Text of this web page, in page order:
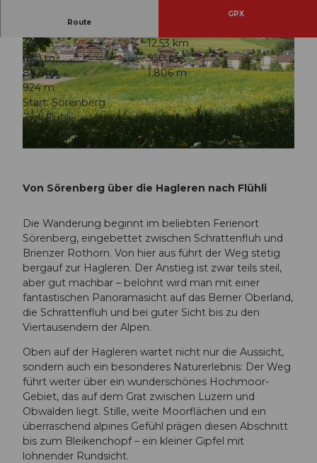
© Elmar Bossard, UNESCO Biosphäre Entlebuch
Route
GPX
4:40 h
12,53 km
690 m
950 m
882 m
1.806 m
924 m
Start: Sörenberg
Ziel: Flühli
Von Sörenberg über die Hagleren nach Flühli
Die Wanderung beginnt im beliebten Ferienort
Sörenberg, eingebettet zwischen Schrattenfluh und
Brienzer Rothorn. Von hier aus führt der Weg stetig
bergauf zur Hagleren. Der Anstieg ist zwar teils steil,
aber gut machbar – belohnt wird man mit einer
fantastischen Panoramasicht auf das Berner Oberland,
die Schrattenfluh und bei guter Sicht bis zu den
Viertausendern der Alpen.
Oben auf der Hagleren wartet nicht nur die Aussicht,
sondern auch ein besonderes Naturerlebnis: Der Weg
führt weiter über ein wunderschönes Hochmoor-
Gebiet, das auf dem Grat zwischen Luzern und
Obwalden liegt. Stille, weite Moorflächen und ein
überraschend alpines Gefühl prägen diesen Abschnitt
bis zum Bleikenchopf – ein kleiner Gipfel mit
lohnender Rundsicht.